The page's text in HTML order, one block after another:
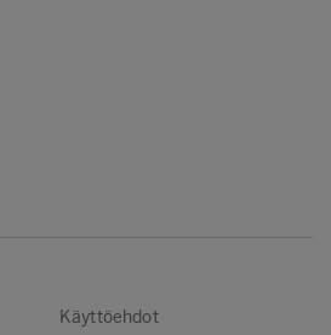
Käyttöehdot